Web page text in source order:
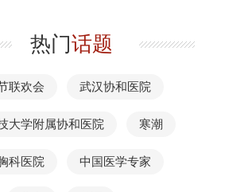
热门话题
联欢会 武汉协和医院
大学附属协和医院 寒潮
科医院 中国医学专家